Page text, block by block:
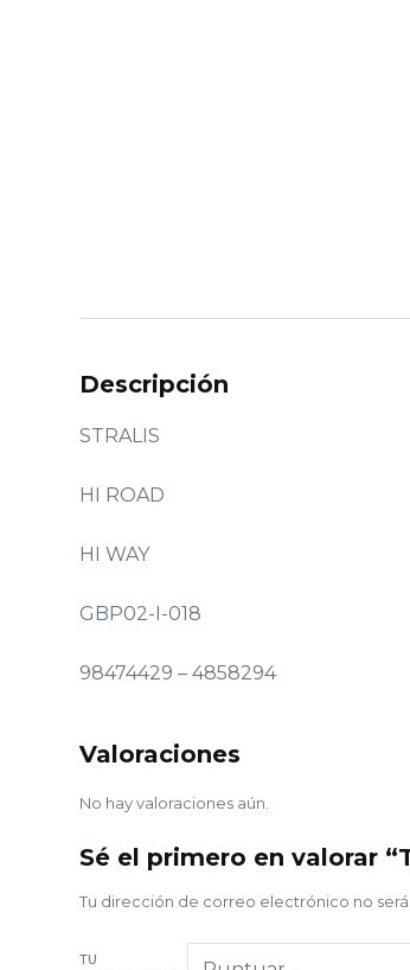
Descripción
STRALIS
HI ROAD
HI WAY
GBP02-I-018
98474429 – 4858294
Valoraciones
No hay valoraciones aún.
Sé el primero en valorar
Tu dirección de correo electrónico no
TU